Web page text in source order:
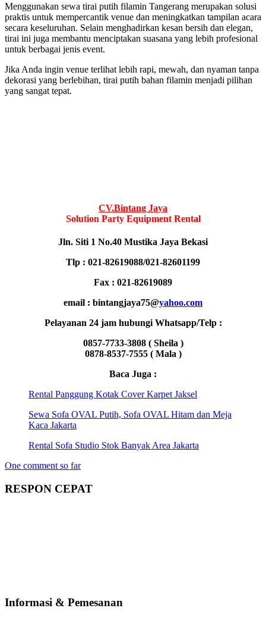
Menggunakan sewa tirai putih filamin Tangerang merupakan solusi
praktis untuk mempercantik venue dan meningkatkan tampilan acara
secara keseluruhan. Selain menghadirkan kesan bersih dan elegan,
tirai ini juga membantu menciptakan suasana yang lebih profesional
untuk berbagai jenis event.
Jika Anda ingin venue terlihat lebih rapi, mewah, dan nyaman tanpa
dekorasi yang berlebihan, tirai putih bahan filamin menjadi pilihan
yang sangat tepat.
CV.Bintang Jaya
Solution Party Equipment Rental
Jln. Siti 1 No.40 Mustika Jaya Bekasi
Tlp : 021-82619088/021-82601199
Fax : 021-82619089
email : bintangjaya75@yahoo.com
Pelayanan 24 jam hubungi Whatsapp/Telp :
0857-7733-3808 ( Sheila )
0878-8537-7555 ( Mala )
Baca Juga :
Rental Panggung Kotak Cover Karpet Jaksel
Sewa Sofa OVAL Putih, Sofa OVAL Hitam dan Meja
Kaca Jakarta
Rental Sofa Studio Stok Banyak Area Jakarta
One comment so far
RESPON CEPAT
Informasi & Pemesanan